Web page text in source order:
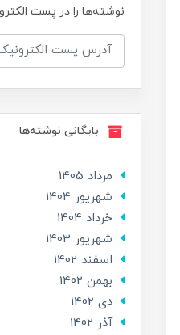
نوشته‌ها را در پست
بایگانی نوشته‌ها
مرداد 1405
شهریور 1404
خرداد 1404
شهریور 1403
اسفند 1402
بهمن 1402
دی 1402
آذر 1402